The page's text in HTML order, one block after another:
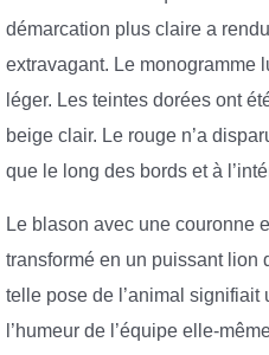
démarcation plus claire a
extravagant. Le monogramme
léger. Les teintes dorées ont
beige clair. Le rouge n’a
que le long des bords et à
Le blason avec une couronne
transformé en un puissant lion
telle pose de l’animal signifiait
l’humeur de l’équipe elle-